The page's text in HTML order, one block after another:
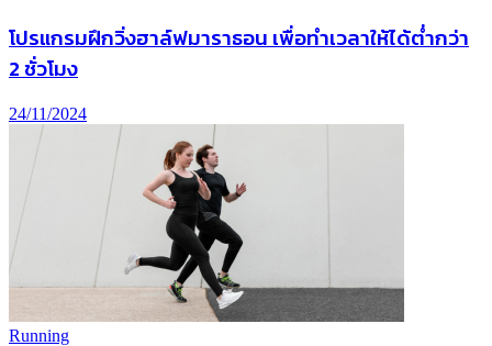
โปรแกรมฝึกวิ่งฮาล์ฟมาราธอน เพื่อทำเวลาให้ได้ต่ำกว่า
2 ชั่วโมง
24/11/2024
Running